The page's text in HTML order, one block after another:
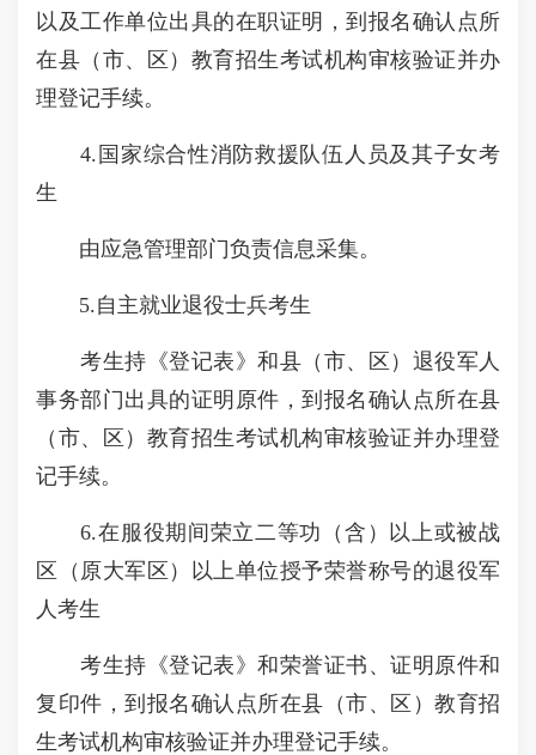
以及工作单位出具的在职证明，到报名确认点所
在县（市、区）教育招生考试机构审核验证并办
理登记手续。
4.国家综合性消防救援队伍人员及其子女考
生
由应急管理部门负责信息采集。
5.自主就业退役士兵考生
考生持《登记表》和县（市、区）退役军人
事务部门出具的证明原件，到报名确认点所在县
（市、区）教育招生考试机构审核验证并办理登
记手续。
6.在服役期间荣立二等功（含）以上或被战
区（原大军区）以上单位授予荣誉称号的退役军
人考生
考生持《登记表》和荣誉证书、证明原件和
复印件，到报名确认点所在县（市、区）教育招
生考试机构审核验证并办理登记手续。